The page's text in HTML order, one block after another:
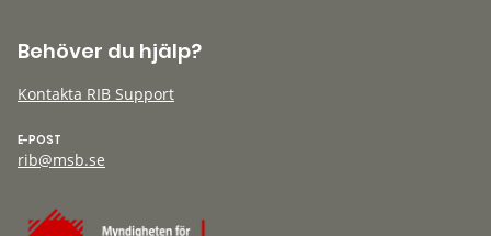
Behöver du hjälp?
Kontakta RIB Support
E-POST
rib@msb.se